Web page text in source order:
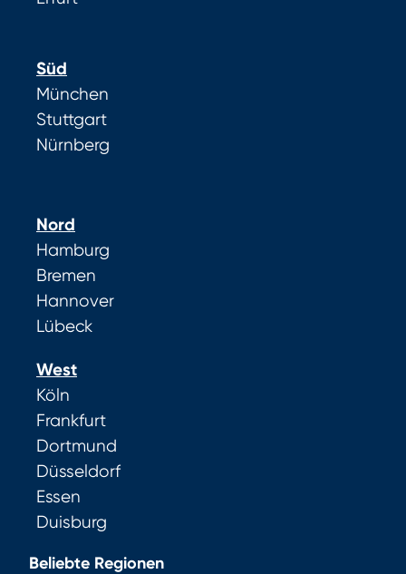
Süd
München
Stuttgart
Nürnberg
Nord
Hamburg
Bremen
Hannover
Lübeck
West
Köln
Frankfurt
Dortmund
Düsseldorf
Essen
Duisburg
Beliebte Regionen